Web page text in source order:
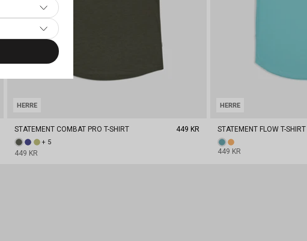
HERRE
STATEMENT COMBAT PRO T-SHIRT 449 KR
+ 5
449 KR
HERRE
STATEMENT FLOW T-SHIRT
449 KR